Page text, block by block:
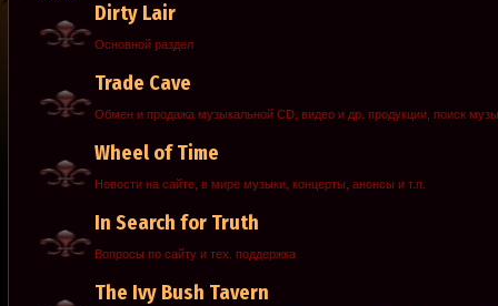
Dirty Lair
Основной раздел
Trade Cave
Обмен и продажа музыкальной CD, видео и др. продукции, поиск
Wheel of Time
Новости на сайте, в мире музыки, концерты, анонсы и т.п.
In Search for Truth
Вопросы по сайту и тех. поддержка
The Ivy Bush Tavern